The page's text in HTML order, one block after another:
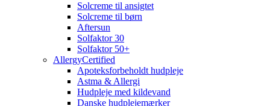
Solcreme til ansigtet
Solcreme til børn
Aftersun
Solfaktor 30
Solfaktor 50+
AllergyCertified
Apoteksforbeholdt hudpleje
Astma & Allergi
Hudpleje med kildevand
Danske hudplejemærker